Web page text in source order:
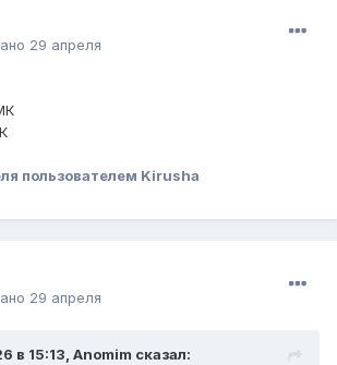
29 апреля
пользователем Kirusha
29 апреля
в 15:13, Anomim сказал: